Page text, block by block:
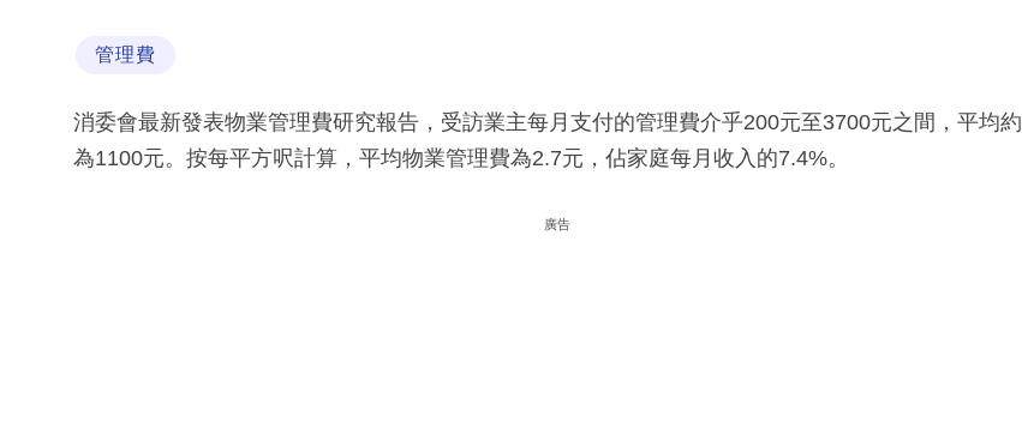
管理費
消委會最新發表物業管理費研究報告，受訪業主每月支付的管理費介乎200元至3700元之間，平均約
為1100元。按每平方呎計算，平均物業管理費為2.7元，佔家庭每月收入的7.4%。
廣告